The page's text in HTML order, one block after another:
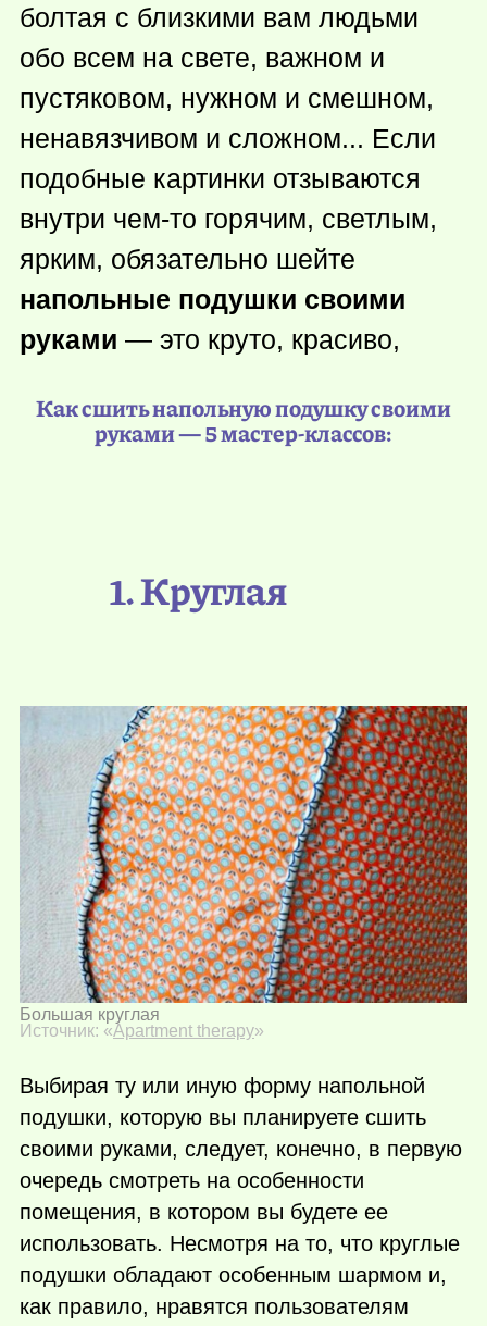
болтая с близкими вам людьми
обо всем на свете, важном и
пустяковом, нужном и смешном,
ненавязчивом и сложном... Если
подобные картинки отзываются
внутри чем-то горячим, светлым,
ярким, обязательно шейте
напольные подушки своими
руками — это круто, красиво,
Как сшить напольную подушку своими
руками — 5 мастер-классов:
1. Круглая
Большая круглая
Источник: «Apartment therapy»
Выбирая ту или иную форму напольной
подушки, которую вы планируете сшить
своими руками, следует, конечно, в первую
очередь смотреть на особенности
помещения, в котором вы будете ее
использовать. Несмотря на то, что круглые
подушки обладают особенным шармом и,
как правило, нравятся пользователям